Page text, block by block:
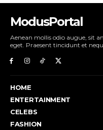
ModusPortal
Aenean mollis odio augue, sit
eget. Praesent tincidunt et
HOME
ENTERTAINMENT
CELEBS
FASHION